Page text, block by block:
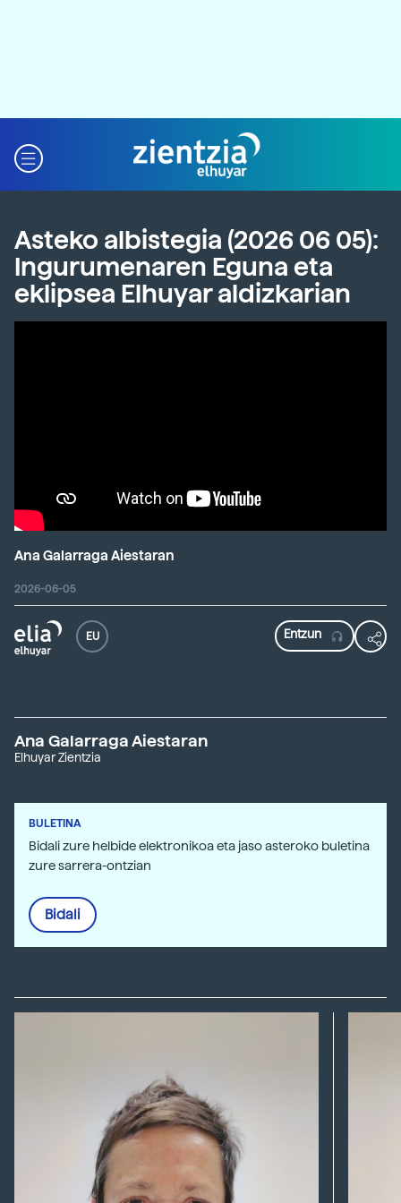
Asteko albistegia (2026 06 05):
Ingurumenaren Eguna eta
eklipsea Elhuyar aldizkarian
Ana Galarraga Aiestaran
2026-06-05
EU
Ana Galarraga Aiestaran
Elhuyar Zientzia
BULETINA
Bidali zure helbide elektronikoa eta jaso asteroko buletina
zure sarrera-ontzian
Bidali